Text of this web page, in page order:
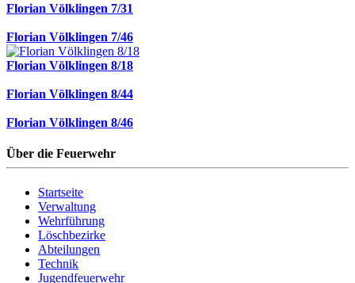
Florian Völklingen 7/31
Florian Völklingen 7/46
Florian Völklingen 8/18
Florian Völklingen 8/44
Florian Völklingen 8/46
Über die Feuerwehr
Startseite
Verwaltung
Wehrführung
Löschbezirke
Abteilungen
Technik
Jugendfeuerwehr